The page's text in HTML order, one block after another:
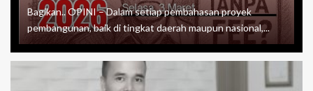
Bagikan.. OPINI – Dalam setiap pembahasan proyek
pembangunan, baik di tingkat daerah maupun nasional,...